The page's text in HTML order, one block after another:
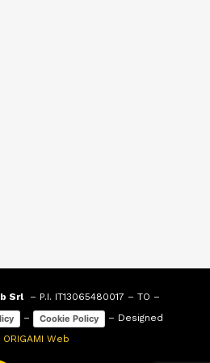
Srl– P.I. IT13065480017 – TO –
– Cookie Policy
– Designed
ORIGAMI Web